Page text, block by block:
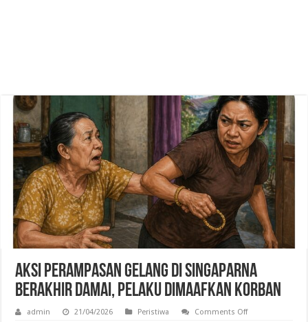
Aksi Perampasan Gelang di Singaparna
Berakhir Damai, Pelaku Dimaafkan Korban
admin 21/04/2026 Peristiwa Comments Offon